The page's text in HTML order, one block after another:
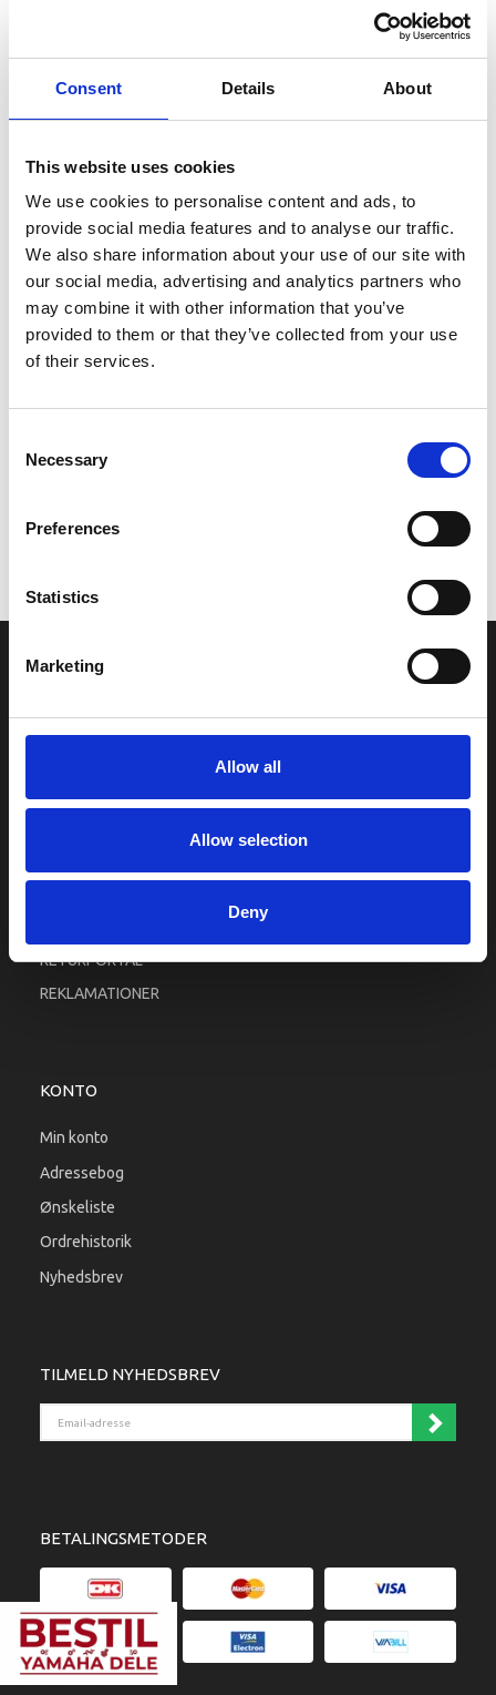
Consent Details About
This website uses cookies
We use cookies to personalise content and ads, to
provide social media features and to analyse our traffic.
We also share information about your use of our site with
our social media, advertising and analytics partners who
may combine it with other information that you’ve
provided to them or that they’ve collected from your use
of their services.
Selection
Necessary
Preferences
Statistics
Marketing
Allow all
Allow selection
Deny
Zoom
Leveringstid er 5-6 dag(e)
Model/varenr.: 5D6H39730000
311,00 DKK
Vi oplever i øjeblikket store og hyppige prisændringer i markedet.
leveres, eller hvor prisen afviger fra det viste. Vi kontakter dig
naturligvis, hvis dette er tilfældet.
INFORMATIONER
RETURPORTAL
REKLAMATIONER
KONTO
Min konto
Adressebog
Ønskeliste
Ordrehistorik
Nyhedsbrev
TILMELD NYHEDSBREV
BETALINGSMETODER